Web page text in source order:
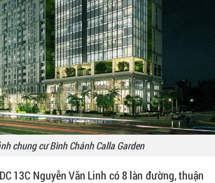
chung cư Bình Chánh Calla Garden
13C Nguyễn Văn Linh có 8 làn đường, thuận